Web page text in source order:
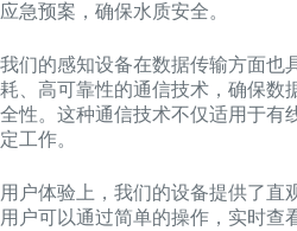
应急预案，确保水质安全。
我们的感知设备在数据传输方面也
耗、高可靠性的通信技术，确保数
全性。这种通信技术不仅适用于有
定工作。
用户体验上，我们的设备提供了直
用户可以通过简单的操作，实时查